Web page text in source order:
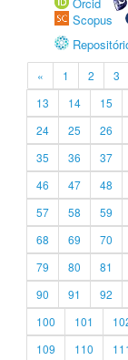
Scopus
« 1 2 3
13
14 15
24
25 26
35
36 37
46
47 48
57
58 59
68
69 70
79
80 81
90
91 92
100
101
109
110